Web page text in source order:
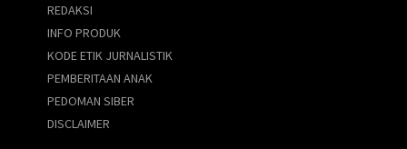
REDAKSI
INFO PRODUK
KODE ETIK JURNALISTIK
PEMBERITAAN ANAK
PEDOMAN SIBER
DISCLAIMER